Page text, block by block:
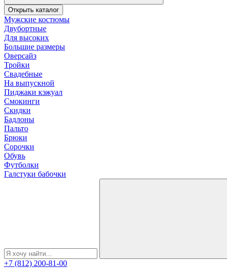
Открыть каталог
Мужские костюмы
Двубортные
Для высоких
Большие размеры
Оверсайз
Тройки
Свадебные
На выпускной
Пиджаки кэжуал
Смокинги
Скидки
Бадлоны
Пальто
Брюки
Сорочки
Обувь
Футболки
Галстуки бабочки
+7 (812) 200-81-00